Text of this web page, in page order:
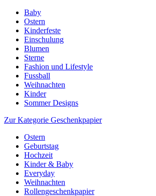
Baby
Ostern
Kinderfeste
Einschulung
Blumen
Sterne
Fashion und Lifestyle
Fussball
Weihnachten
Kinder
Sommer Designs
Zur Kategorie Geschenkpapier
Ostern
Geburtstag
Hochzeit
Kinder & Baby
Everyday
Weihnachten
Rollengeschenkpapier